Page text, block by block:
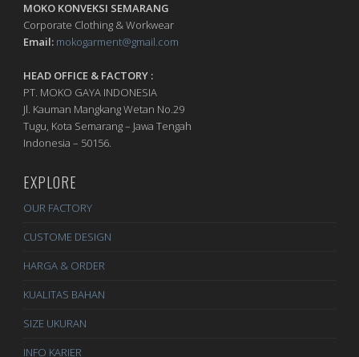
MOKO KONVEKSI SEMARANG
Corporate Clothing & Workwear
Email: mokogarment@gmail.com
HEAD OFFICE & FACTORY :
PT. MOKO GAYA INDONESIA
Jl. Kauman Mangkang Wetan No.29
Tugu, Kota Semarang – Jawa Tengah
Indonesia – 50156.
EXPLORE
OUR FACTORY
CUSTOME DESIGN
HARGA & ORDER
KUALITAS BAHAN
SIZE UKURAN
INFO KARIER